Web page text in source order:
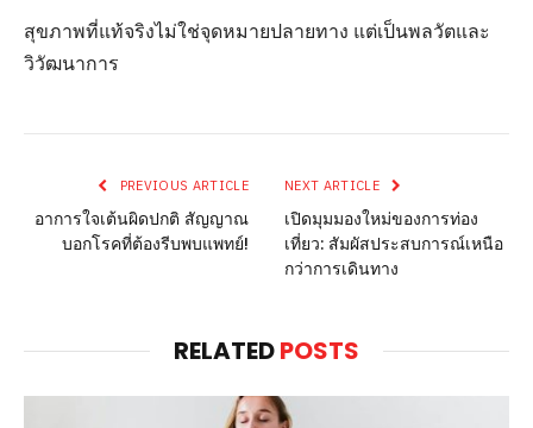
สุขภาพที่แท้จริงไม่ใช่จุดหมายปลายทาง แต่เป็นพลวัตและ
วิวัฒนาการ
PREVIOUS ARTICLE
อาการใจเต้นผิดปกติ สัญญาณ
บอกโรคที่ต้องรีบพบแพทย์!
NEXT ARTICLE
เปิดมุมมองใหม่ของการท่อง
เที่ยว: สัมผัสประสบการณ์เหนือ
กว่าการเดินทาง
RELATEDPOSTS